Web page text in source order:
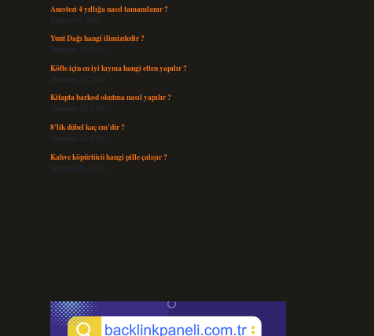
Anestezi 4 yıllığa nasıl tamamlanır ?
Ağustos 4, 2026
Yunt Dağı hangi ilimizdedir ?
Temmuz 29, 2026
Köfte için en iyi kıyma hangi etten yapılır ?
Temmuz 27, 2026
Kitapta barkod okutma nasıl yapılır ?
Temmuz 25, 2026
8’lik dübel kaç cm’dir ?
Temmuz 24, 2026
Kahve köpürtücü hangi pille çalışır ?
Temmuz 23, 2026